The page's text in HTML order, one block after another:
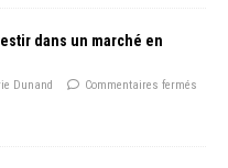
dans un marché en
Dunand Commentaires fermés